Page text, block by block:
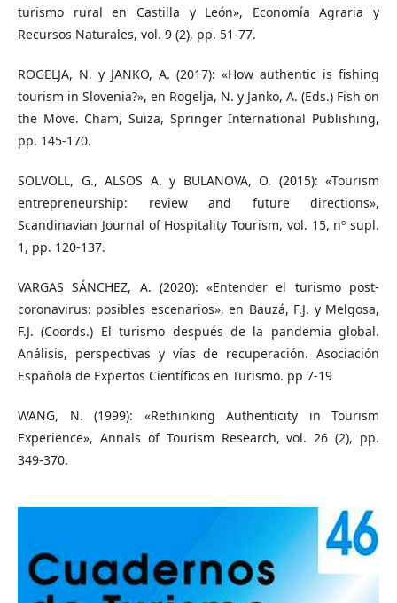
turismo rural en Castilla y León», Economía Agraria y
Recursos Naturales, vol. 9 (2), pp. 51-77.
ROGELJA, N. y JANKO, A. (2017): «How authentic is fishing
tourism in Slovenia?», en Rogelja, N. y Janko, A. (Eds.) Fish on
the Move. Cham, Suiza, Springer International Publishing,
pp. 145-170.
SOLVOLL, G., ALSOS A. y BULANOVA, O. (2015): «Tourism
entrepreneurship: review and future directions»,
Scandinavian Journal of Hospitality Tourism, vol. 15, nº supl.
1, pp. 120-137.
VARGAS SÁNCHEZ, A. (2020): «Entender el turismo post-
coronavirus: posibles escenarios», en Bauzá, F.J. y Melgosa,
F.J. (Coords.) El turismo después de la pandemia global.
Análisis, perspectivas y vías de recuperación. Asociación
Española de Expertos Científicos en Turismo. pp 7-19
WANG, N. (1999): «Rethinking Authenticity in Tourism
Experience», Annals of Tourism Research, vol. 26 (2), pp.
349-370.